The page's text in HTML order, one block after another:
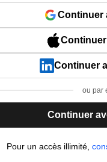
Continuer
Continuer
ou par
Continuer
Pour un accès illimité,